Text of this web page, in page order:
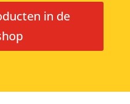
in de